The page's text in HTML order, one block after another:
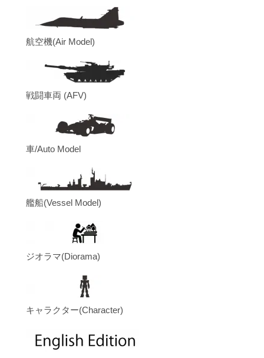
航空機(Air Model)
戦闘車両 (AFV)
車/Auto Model
艦船(Vessel Model)
ジオラマ(Diorama)
キャラクター(Character)